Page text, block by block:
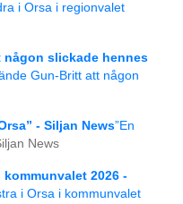
i Orsa i regionvalet
slickade hennes
Gun-Britt att någon
- Siljan News”En
News
2026 -
i Orsa i kommunvalet